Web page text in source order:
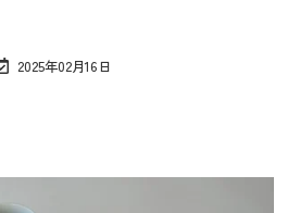
2025年02月16日